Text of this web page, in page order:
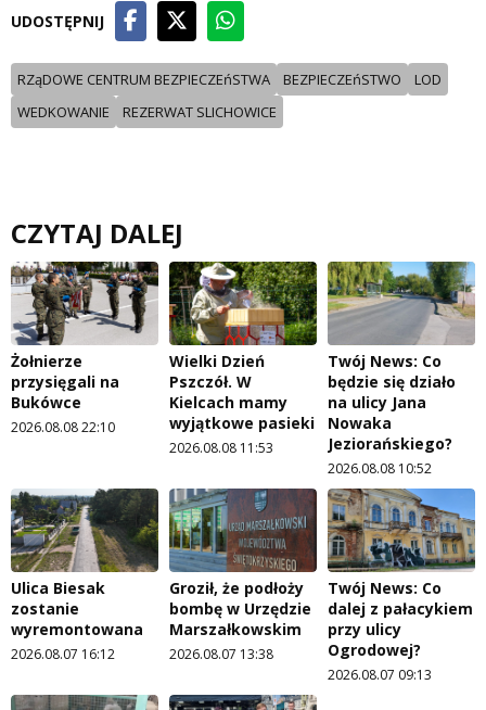
UDOSTĘPNIJ
RZąDOWE CENTRUM BEZPIECZEńSTWA BEZPIECZEńSTWO
LOD
WEDKOWANIE
REZERWAT SLICHOWICE
CZYTAJ DALEJ
Żołnierze
przysięgali na
Bukówce
2026.08.08 22:10
Wielki Dzień
Pszczół. W
Kielcach mamy
wyjątkowe pasieki
2026.08.08 11:53
Twój News: Co
będzie się działo
na ulicy Jana
Nowaka
Jeziorańskiego?
2026.08.08 10:52
Ulica Biesak
zostanie
wyremontowana
2026.08.07 16:12
Groził, że podłoży
bombę w Urzędzie
Marszałkowskim
2026.08.07 13:38
Twój News: Co
dalej z pałacykiem
przy ulicy
Ogrodowej?
2026.08.07 09:13